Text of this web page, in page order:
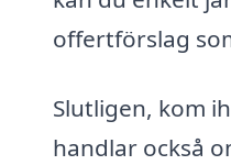
offertförslag
Slutligen, kom
handlar också